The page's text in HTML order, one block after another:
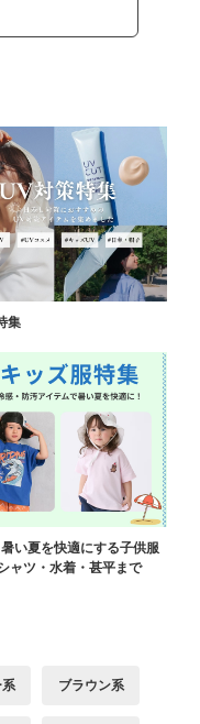
集
い夏を快適にする子供服
ャツ・水着・甚平まで
ブラウン系